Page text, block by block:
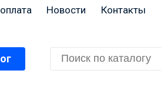
Новости Контакты